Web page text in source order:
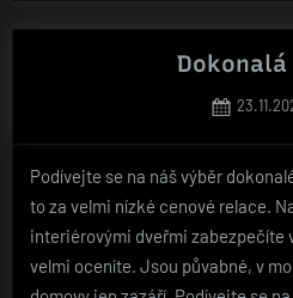
Posted
Podívejte se na náš výběr
to za velmi nízké cenové relace.
interiérovými dveřmi zabezpečíte
velmi oceníte. Jsou půvabné, v